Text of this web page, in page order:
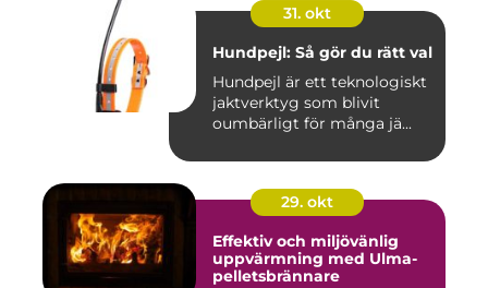
31. okt
Hundpejl: Så gör du rätt val
Hundpejl är ett teknologiskt
jaktverktyg som blivit
oumbärligt för många jä...
29. okt
Effektiv och miljövänlig
uppvärmning med Ulma-
pelletsbrännare